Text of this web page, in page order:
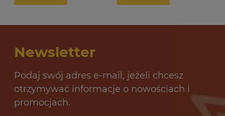
12,69 zł
do koszyka
Newsletter
Podaj swój adres e-mail, jeżeli chcesz
otrzymywać informacje o nowościach i
promocjach.